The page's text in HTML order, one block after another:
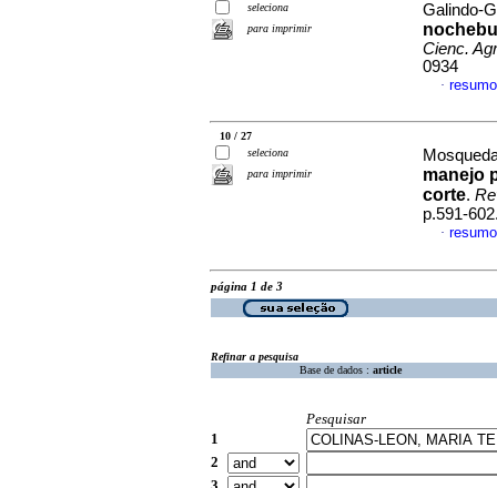
seleciona
para imprimir
Galindo-
Cienc.
0934
·
10 / 27
seleciona
para imprimir
manejo
corte.
p.591-
·
página 1 de 3
Refinar a pesquisa
Base de dados : article
Pesquisar
1
2